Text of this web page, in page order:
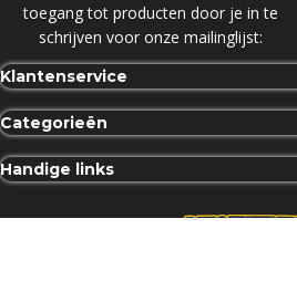
toegang tot producten door je in te
schrijven voor onze mailinglijst:
Klantenservice
Categorieën
Handige links